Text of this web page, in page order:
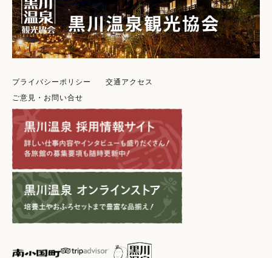
プライバシーポリシー
交通アクセス
ご意見・お問い合せ